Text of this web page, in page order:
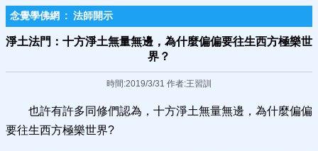
念覺學佛網 : 法師開示
淨土法門：十方淨土無量無邊，為什麼偏偏要往生西方極樂世
界？
時間:2019/3/31 作者:王習訓
也許有許多同修們認為，十方淨土無量無邊，為什麼偏偏
要往生西方極樂世界?